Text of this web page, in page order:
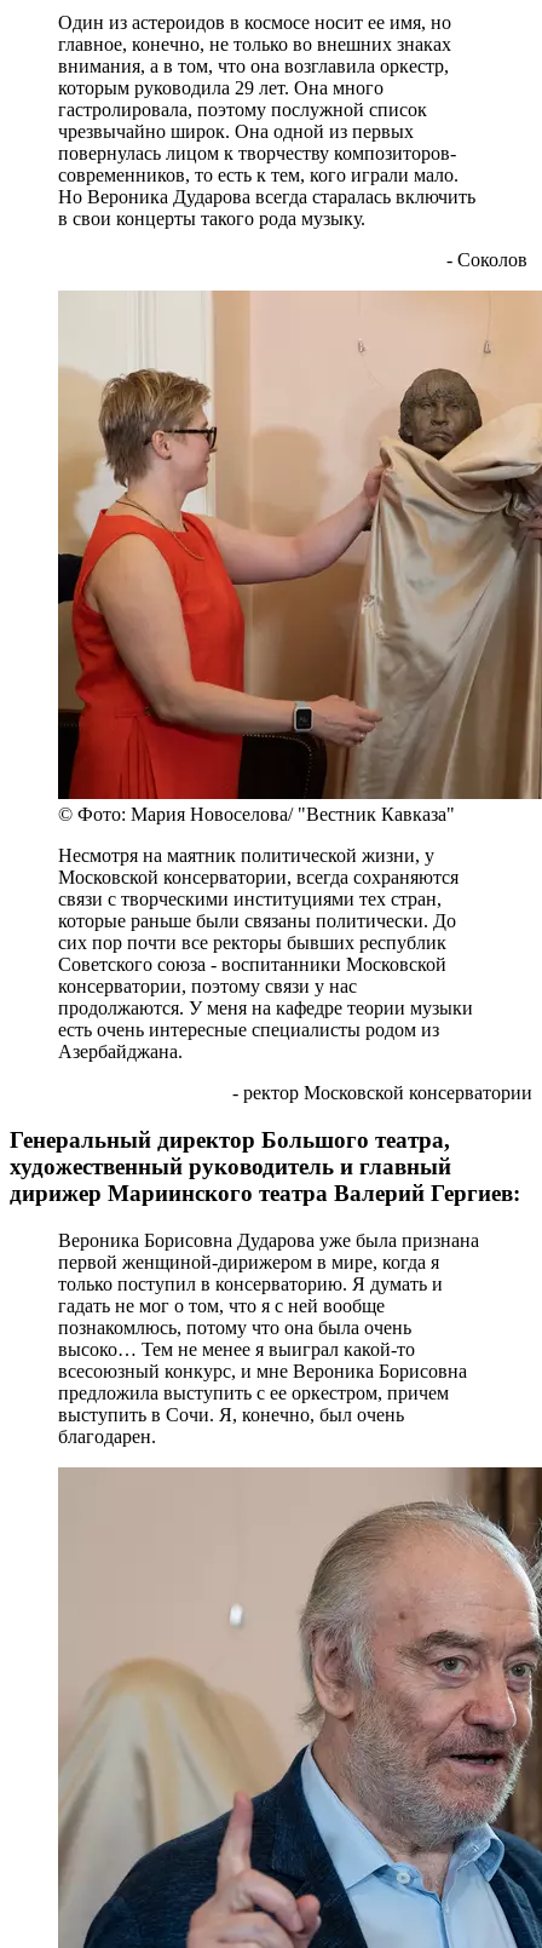
Один из астероидов в космосе носит ее имя, но
главное, конечно, не только во внешних знаках
внимания, а в том, что она возглавила оркестр,
которым руководила 29 лет. Она много
гастролировала, поэтому послужной список
чрезвычайно широк. Она одной из первых
повернулась лицом к творчеству композиторов-
современников, то есть к тем, кого играли мало.
Но Вероника Дударова всегда старалась включить
в свои концерты такого рода музыку.
- Соколов
© Фото: Мария Новоселова/ "Вестник Кавказа"
Несмотря на маятник политической жизни, у
Московской консерватории, всегда сохраняются
связи с творческими институциями тех стран,
которые раньше были связаны политически. До
сих пор почти все ректоры бывших республик
Советского союза - воспитанники Московской
консерватории, поэтому связи у нас
продолжаются. У меня на кафедре теории музыки
есть очень интересные специалисты родом из
Азербайджана.
- ректор Московской консерватории
Генеральный директор Большого театра,
художественный руководитель и главный
дирижер Мариинского театра Валерий Гергиев:
Вероника Борисовна Дударова уже была признана
первой женщиной-дирижером в мире, когда я
только поступил в консерваторию. Я думать и
гадать не мог о том, что я с ней вообще
познакомлюсь, потому что она была очень
высоко… Тем не менее я выиграл какой-то
всесоюзный конкурс, и мне Вероника Борисовна
предложила выступить с ее оркестром, причем
выступить в Сочи. Я, конечно, был очень
благодарен.